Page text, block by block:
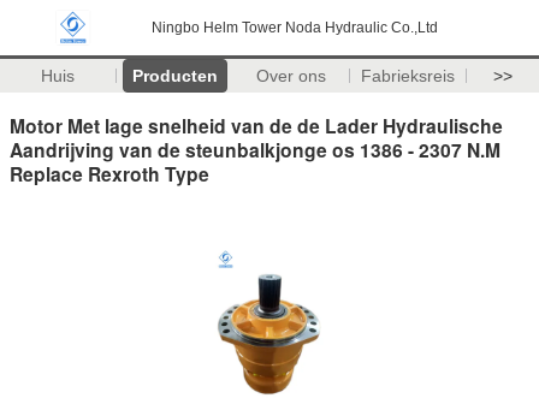
Ningbo Helm Tower Noda Hydraulic Co.,Ltd
Huis Producten Over ons Fabrieksreis >>
Motor Met lage snelheid van de de Lader Hydraulische
Aandrijving van de steunbalkjonge os 1386 - 2307 N.M
Replace Rexroth Type